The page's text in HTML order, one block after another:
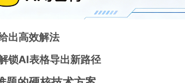
出高效解法
锁AI表格导出新路径